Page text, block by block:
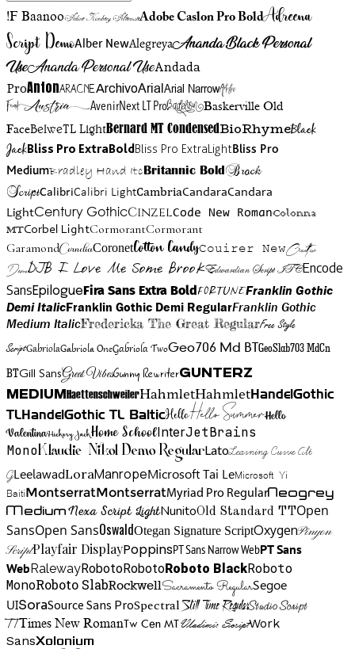
!F BaanooAdine Kirnberg AlternateAdobe Caslon Pro BoldAdreena
Script DemoAlber NewAlegreyaAnanda Black Personal
UseAnanda Personal UseAndada
ProAntonAracneArchivoArialArial NarrowArtistic
FriendAustriaAvenirNext LT ProBadelionBaskerville Old
FaceBelweTL LightBernard MT CondensedBioRhymeBlack
JackBliss Pro ExtraBoldBliss Pro ExtraLightBliss Pro
MediumBradley Hand Itc Britannic Bold Brock
ScriptCalibriCalibri LightCambriaCandaraCandara
LightCentury GothicCinzelCode New RomanColonna
MTCorbel LightCormorantCormorant
GaramondCorneliaCoronetCotton CandyCouirer NewCreattion
DemoDJB I Love Me Some BrookEdwardian Script ITCEncode
SansEpilogueFira Sans Extra BoldFortuneFranklin Gothic
Demi ItalicFranklin Gothic Demi RegularFranklin Gothic
Medium ItalicFredericka The Great RegularFree Style
ScriptGabriolaGabriola OneGabriola TwoGeo706 Md BTGeoSlab703 MdCn
BTGill SansGreat VibesGunny RewriterGunterz
Medium HaettenschweilerHahmletHahmletHandelGothic
TLHandelGothic TL BalticHelloHello SummerHello
ValentinaHickory JackHome SchoolInterJetBrains
MonoKlaudie Nikol Demo RegularLatoLearning Curve Alt
GLeelawadLoraManropeMicrosoft Tai LeMicrosoft Yi
BaitiMontserratMontserratMyriad Pro RegularNeogrey
MediumNexa Script LightNunitoOld Standard TTOpen
SansOpen SansOswaldOtegan Signature ScriptOxygenPinyon
ScriptPlayfair DisplayPoppinsPT Sans Narrow WebPT Sans
WebRalewayRobotoRobotoRoboto BlackRoboto
MonoRoboto SlabRockwellSacramento RegularSegoe
UISoraSource Sans ProSpectralStill Time RegularStudio Script
TTTimes New RomanTw Cen MTVladimir ScriptWork
SansXolonium